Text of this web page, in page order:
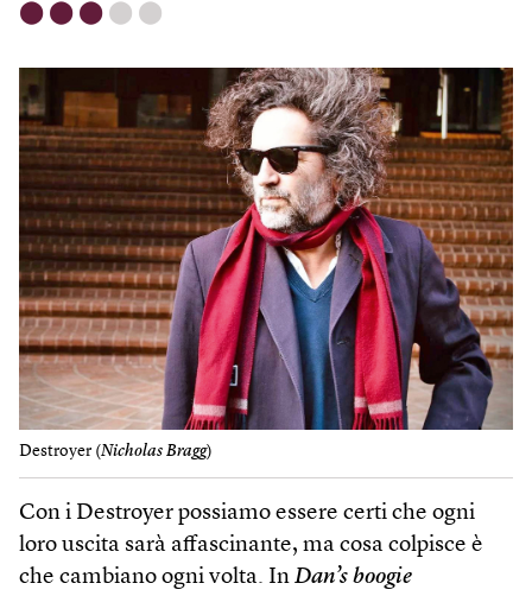
⬤ ⬤ ⬤ ⬤ ⬤
Destroyer (Nicholas Bragg)
Con i Destroyer possiamo essere certi che ogni
loro uscita sarà affascinante, ma cosa colpisce è
che cambiano ogni volta. In Dan’s boogie